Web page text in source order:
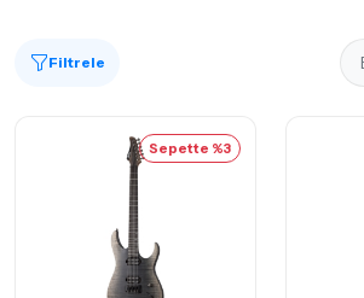
Filtrele
Sepette %3